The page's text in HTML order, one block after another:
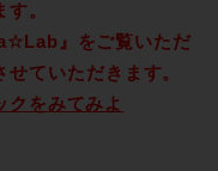
。
』をご覧いただ
ていただきます。
をみてみよ